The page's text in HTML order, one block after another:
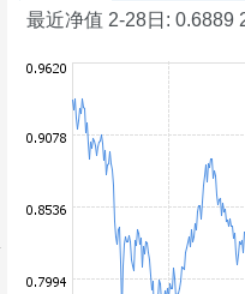
最近净值 2-28日: 0.6889